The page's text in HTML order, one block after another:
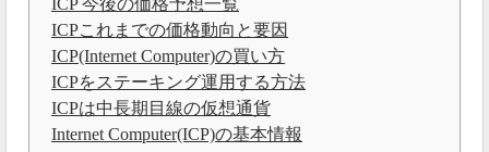
ICP 今後の価格予想一覧
ICPこれまでの価格動向と要因
ICP(Internet Computer)の買い方
ICPをステーキング運用する方法
ICPは中長期目線の仮想通貨
Internet Computer(ICP)の基本情報